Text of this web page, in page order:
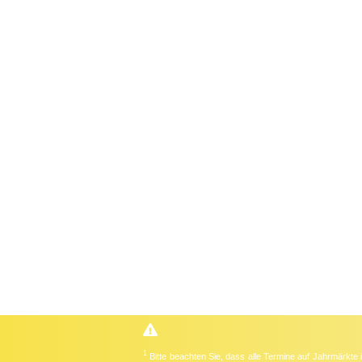
1 Bitte beachten Sie, dass alle Termine auf